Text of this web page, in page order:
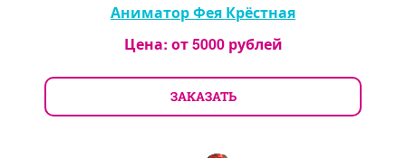
Аниматор Фея Крёстная
Цена: от5000рублей
ЗАКАЗАТЬ